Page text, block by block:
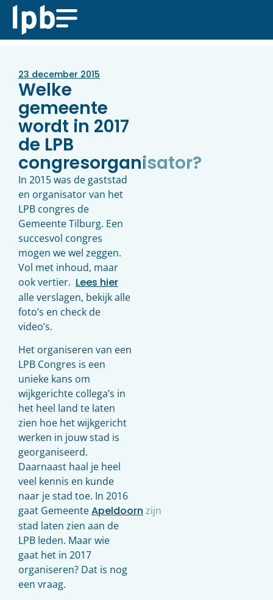
23 december 2015
Welke
gemeente
wordt in 2017
de LPB
congresorganisator?
In 2015 was de gaststad
en organisator van het
LPB congres de
Gemeente Tilburg. Een
succesvol congres
mogen we wel zeggen.
Vol met inhoud, maar
ook vertier. Lees hier
alle verslagen, bekijk alle
foto’s en check de
video’s.
Het organiseren van een
LPB Congres is een
unieke kans om
wijkgerichte collega’s in
het heel land te laten
zien hoe het wijkgericht
werken in jouw stad is
georganiseerd.
Daarnaast haal je heel
veel kennis en kunde
naar je stad toe. In 2016
gaat GemeenteApeldoorn zijn
stad laten zien aan de
LPB leden. Maar wie
gaat het in 2017
organiseren? Dat is nog
een vraag.